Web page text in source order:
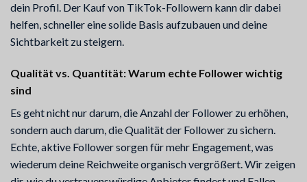
dein Profil. Der Kauf von TikTok-Followern kann dir dabei
helfen, schneller eine solide Basis aufzubauen und deine
Sichtbarkeit zu steigern.
Qualität vs. Quantität: Warum echte Follower wichtig
sind
Es geht nicht nur darum, die Anzahl der Follower zu erhöhen,
sondern auch darum, die Qualität der Follower zu sichern.
Echte, aktive Follower sorgen für mehr Engagement, was
wiederum deine Reichweite organisch vergrößert. Wir zeigen